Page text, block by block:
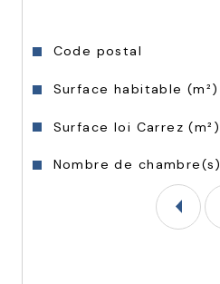
Caractéristiques Valeurs
Code postal
Surface habitable (m²)
Surface loi Carrez (m²)
Nombre de chambre(s)